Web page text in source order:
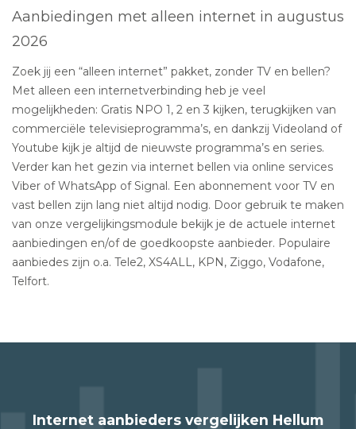
Aanbiedingen met alleen internet in augustus
2026
Zoek jij een “alleen internet” pakket, zonder TV en bellen?
Met alleen een internetverbinding heb je veel
mogelijkheden: Gratis NPO 1, 2 en 3 kijken, terugkijken van
commerciële televisieprogramma’s, en dankzij Videoland of
Youtube kijk je altijd de nieuwste programma’s en series.
Verder kan het gezin via internet bellen via online services
Viber of WhatsApp of Signal. Een abonnement voor TV en
vast bellen zijn lang niet altijd nodig. Door gebruik te maken
van onze vergelijkingsmodule bekijk je de actuele internet
aanbiedingen en/of de goedkoopste aanbieder. Populaire
aanbiedes zijn o.a. Tele2, XS4ALL, KPN, Ziggo, Vodafone,
Telfort.
Internet aanbieders vergelijken Hellum